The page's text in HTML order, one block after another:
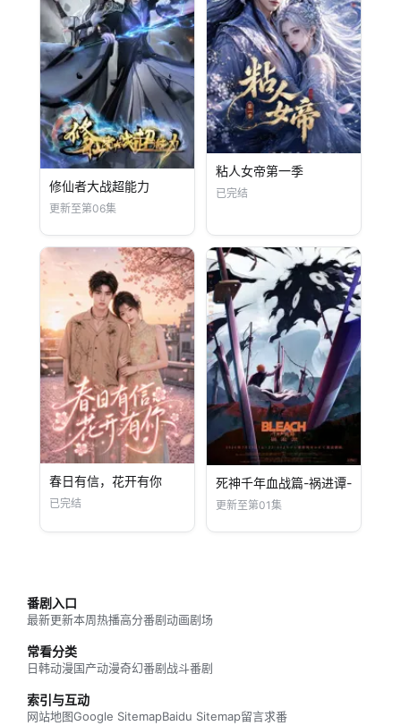
修仙者大战超能力
更新至第06集
粘人女帝第一季
已完结
春日有信，花开有你
已完结
死神千年血战篇-祸进谭-
更新至第01集
番剧入口
最新更新本周热播高分番剧动画剧场
常看分类
日韩动漫国产动漫奇幻番剧战斗番剧
索引与互动
网站地图Google SitemapBaidu Sitemap留言求番